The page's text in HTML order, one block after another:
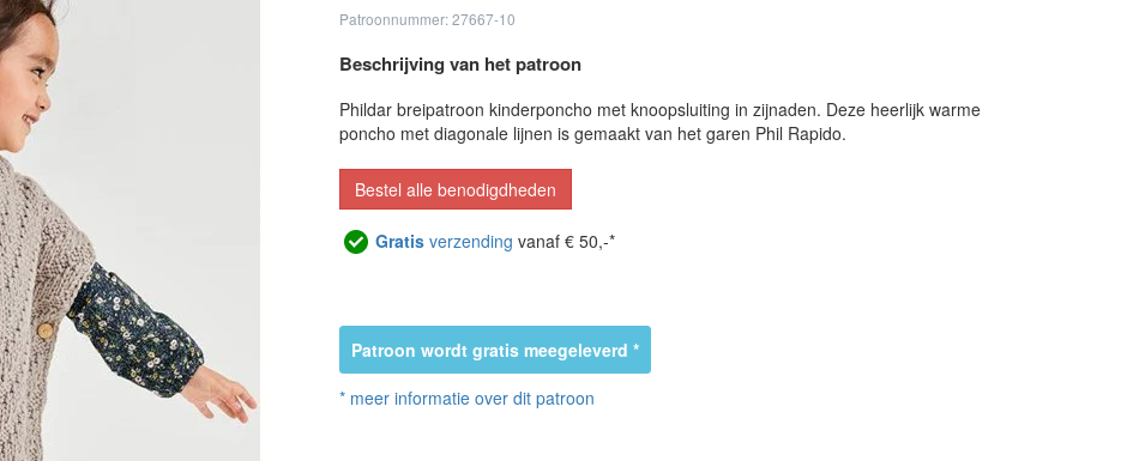
Patroonnummer: 27667-10
Beschrijving van het patroon
Phildar breipatroon kinderponcho met knoopsluiting in zijnaden. Deze heerlijk warme
poncho met diagonale lijnen is gemaakt van het garen Phil Rapido.
Bestel alle benodigdheden
Gratis verzending vanaf € 50,-*
Patroon wordt gratis meegeleverd *
* meer informatie over dit patroon